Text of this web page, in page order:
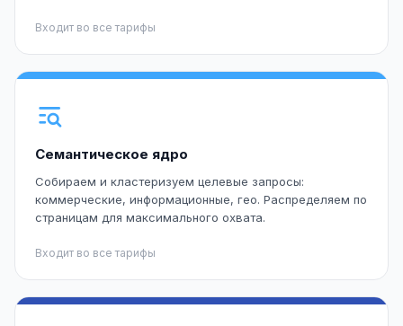
Входит во все тарифы
Семантическое ядро
Собираем и кластеризуем целевые запросы:
коммерческие, информационные, гео. Распределяем по
страницам для максимального охвата.
Входит во все тарифы